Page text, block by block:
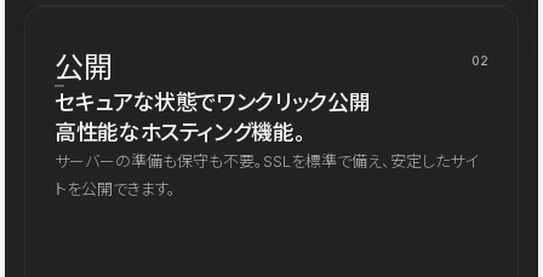
公開 02
セキュアな状態でワンクリック公開
高性能なホスティング機能。
サーバーの準備も保守も不要。SSLを標準で備え、安定したサイ
トを公開できます。